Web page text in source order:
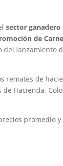
sector
de
del lanzamiento
de
Hacienda,
promedio